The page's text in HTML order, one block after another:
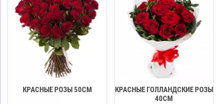
КРАСНЫЕ РОЗЫ 50CМ
КРАСНЫЕ ГОЛЛАНДСКИЕ РОЗЫ
40CM